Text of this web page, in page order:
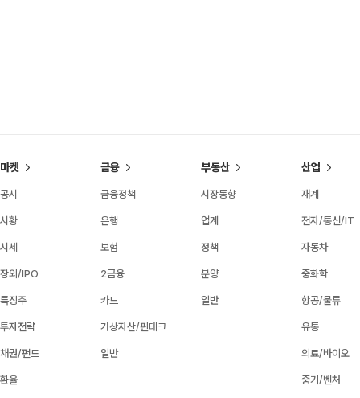
마켓
공시
시황
시세
장외/IPO
특징주
투자전략
채권/펀드
환율
금융
금융정책
은행
보험
2금융
카드
가상자산/핀테크
일반
부동산
시장동향
업계
정책
분양
일반
산업
재계
전자/통신/IT
자동차
중화학
항공/물류
유통
의료/바이오
중기/벤처